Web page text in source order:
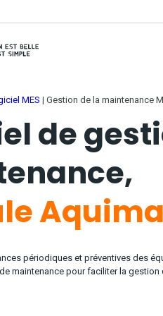
MES | Gestion de la maintenance
de
périodiques et préventives des
maintenance pour faciliter la